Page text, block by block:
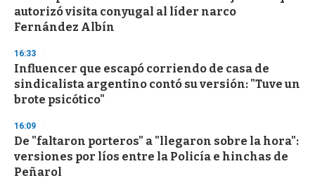
o
f
3
s
e
c
o
n
autorizó visita conyugal al líder narco
Fernández Albín
16:33
Influencer que escapó corriendo de casa de
sindicalista argentino contó su versión: "Tuve un
brote psicótico"
16:09
De "faltaron porteros" a "llegaron sobre la hora":
versiones por líos entre la Policía e hinchas de
Peñarol